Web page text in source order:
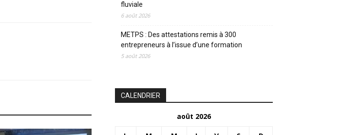
fluviale
6 août 2026
METPS : Des attestations remis à 300
entrepreneurs à l’issue d’une formation
5 août 2026
CALENDRIER
août 2026